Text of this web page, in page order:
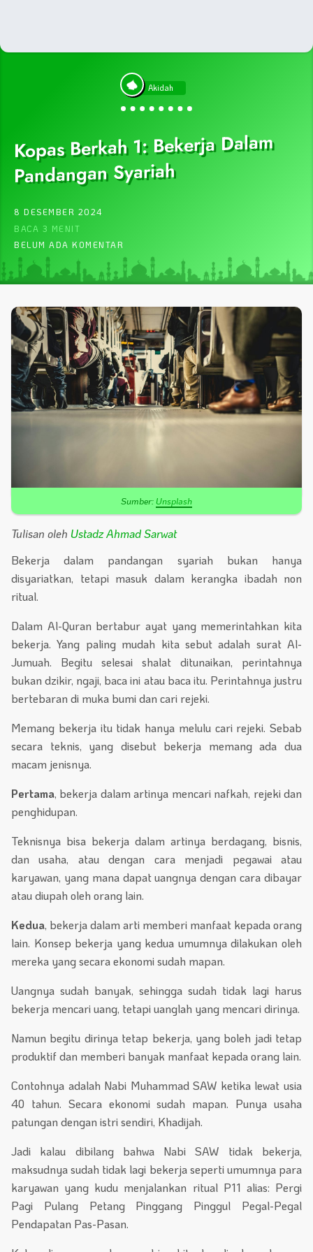
Akidah
Kopas Berkah 1: Bekerja Dalam
Pandangan Syariah
8 DESEMBER 2024
BACA 3 MENIT
BELUM ADA KOMENTAR
Sumber:Unsplash
Tulisan oleh Ustadz Ahmad Sarwat
Bekerja dalam pandangan syariah bukan hanya
disyariatkan, tetapi masuk dalam kerangka ibadah non
ritual.
Dalam Al-Quran bertabur ayat yang memerintahkan kita
bekerja. Yang paling mudah kita sebut adalah surat Al-
Jumuah. Begitu selesai shalat ditunaikan, perintahnya
bukan dzikir, ngaji, baca ini atau baca itu. Perintahnya justru
bertebaran di muka bumi dan cari rejeki.
Memang bekerja itu tidak hanya melulu cari rejeki. Sebab
secara teknis, yang disebut bekerja memang ada dua
macam jenisnya.
Pertama, bekerja dalam artinya mencari nafkah, rejeki dan
penghidupan.
Teknisnya bisa bekerja dalam artinya berdagang, bisnis,
dan usaha, atau dengan cara menjadi pegawai atau
karyawan, yang mana dapat uangnya dengan cara dibayar
atau diupah oleh orang lain.
Kedua, bekerja dalam arti memberi manfaat kepada orang
lain. Konsep bekerja yang kedua umumnya dilakukan oleh
mereka yang secara ekonomi sudah mapan.
Uangnya sudah banyak, sehingga sudah tidak lagi harus
bekerja mencari uang, tetapi uanglah yang mencari dirinya.
Namun begitu dirinya tetap bekerja, yang boleh jadi tetap
produktif dan memberi banyak manfaat kepada orang lain.
Contohnya adalah Nabi Muhammad SAW ketika lewat usia
40 tahun. Secara ekonomi sudah mapan. Punya usaha
patungan dengan istri sendiri, Khadijah.
Jadi kalau dibilang bahwa Nabi SAW tidak bekerja,
maksudnya sudah tidak lagi bekerja seperti umumnya para
karyawan yang kudu menjalankan ritual P11 alias: Pergi
Pagi Pulang Petang Pinggang Pinggul Pegal-Pegal
Pendapatan Pas-Pasan.